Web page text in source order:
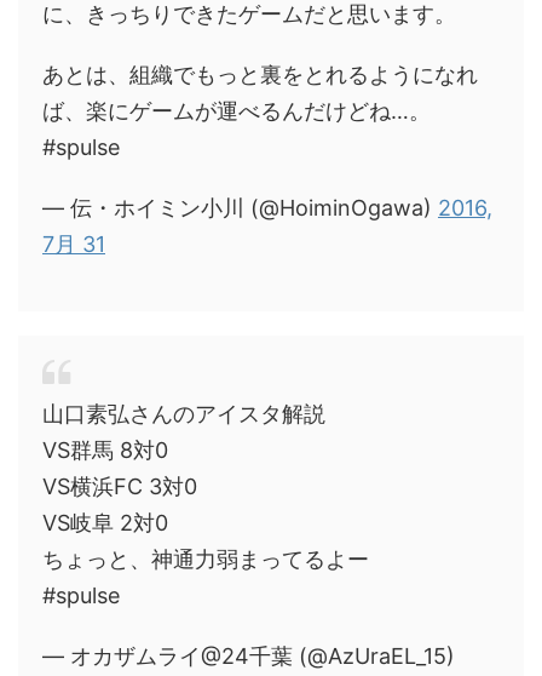
に、きっちりできたゲームだと思います。
あとは、組織でもっと裏をとれるようになれ
ば、楽にゲームが運べるんだけどね…。
#spulse
— 伝・ホイミン小川 (@HoiminOgawa) 2016,
7月 31
山口素弘さんのアイスタ解説
VS群馬 8対0
VS横浜FC 3対0
VS岐阜 2対0
ちょっと、神通力弱まってるよー
#spulse
— オカザムライ@24千葉 (@AzUraEL_15)